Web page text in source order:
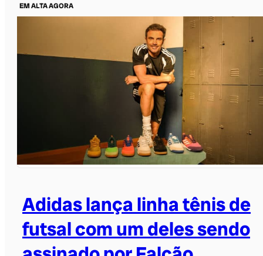
EM ALTA AGORA
Adidas lança linha tênis de
futsal com um deles sendo